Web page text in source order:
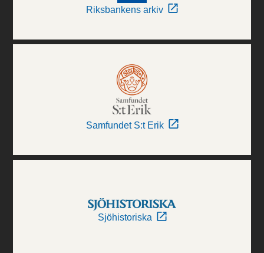
Riksbankens arkiv
Samfundet S:t Erik
Sjöhistoriska